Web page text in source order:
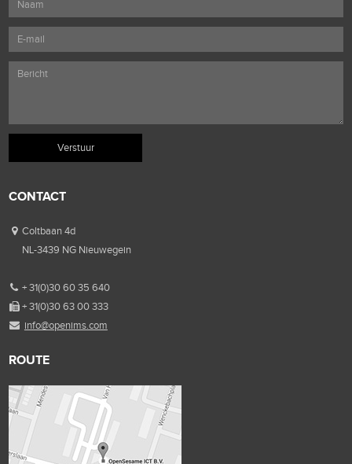
CONTACT
Coltbaan 4d
NL-3439 NG Nieuwegein
+ 31(0)30 60 35 640
+ 31(0)30 63 00 333
info@openims.com
ROUTE